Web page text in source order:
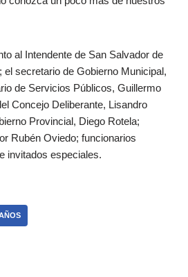
al Intendente de San Salvador de
el secretario de Gobierno Municipal,
de Servicios Públicos, Guillermo
Concejo Deliberante, Lisandro
Provincial, Diego Rotela;
Rubén Oviedo; funcionarios
invitados especiales.